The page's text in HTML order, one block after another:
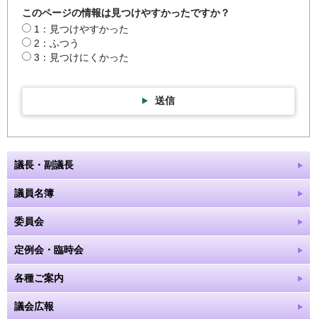
このページの情報は見つけやすかったですか？
1：見つけやすかった
2：ふつう
3：見つけにくかった
送信
議長・副議長
議員名簿
委員会
定例会・臨時会
各種ご案内
議会広報